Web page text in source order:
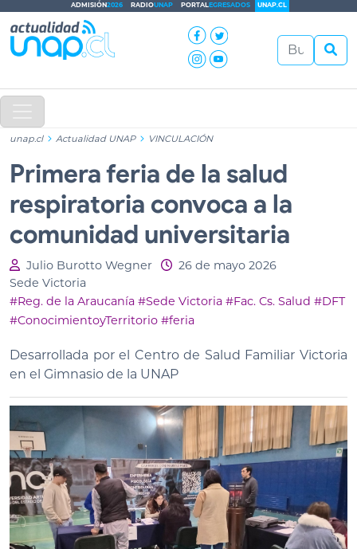
ADMISIÓN2026 RADIOUNAP PORTALEGRESADOS UNAP.CL
unap.cl Actualidad UNAP VINCULACIÓN
Primera feria de la salud
respiratoria convoca a la
comunidad universitaria
Julio Burotto Wegner
26 de mayo 2026
Sede Victoria
#Reg. de la Araucanía #Sede Victoria #Fac. Cs. Salud #DFT
#ConocimientoyTerritorio #feria
Desarrollada por el Centro de Salud Familiar Victoria
en el Gimnasio de la UNAP